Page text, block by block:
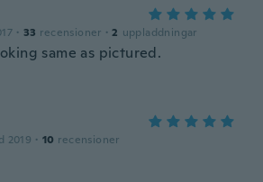
· 33 recensioner · 2 uppladdningar
same as pictured.
2019 · 10 recensioner